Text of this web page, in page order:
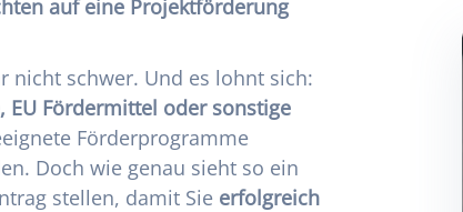
auf eine Projektförderung
nicht schwer. Und es lohnt sich:
EU Fördermittel oder sonstige
Förderprogramme
Doch wie genau sieht so ein
stellen, damit Sie erfolgreich